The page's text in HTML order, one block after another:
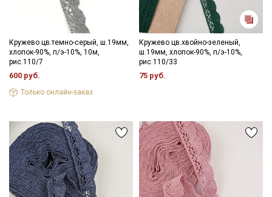
Кружево цв.темно-серый, ш.19мм,
хлопок-90%, п/э-10%, 10м,
рис.110/7
600 руб.
Только онлайн-заказ
Кружево цв.хвойно-зеленый,
ш.19мм, хлопок-90%, п/э-10%,
рис.110/33
75 руб.